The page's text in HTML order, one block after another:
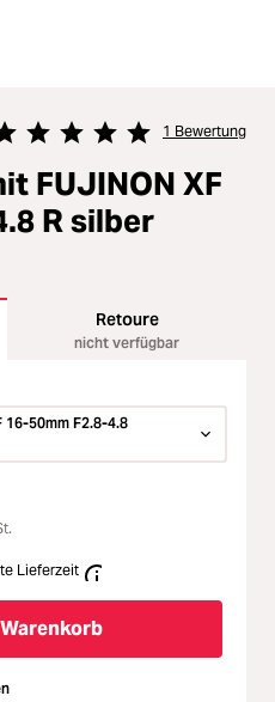
Durchschnittliche Bewertung
1 Bewertung
FUJINON XF
R silber
Retoure
nicht verfügbar
16-50mm F2.8-4.8
Lieferzeit